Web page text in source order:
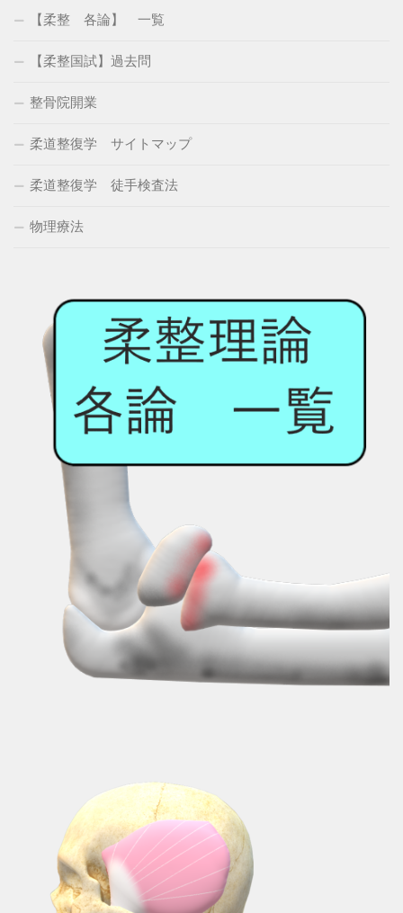
【柔整 各論】 一覧
【柔整国試】過去問
整骨院開業
柔道整復学 サイトマップ
柔道整復学 徒手検査法
物理療法